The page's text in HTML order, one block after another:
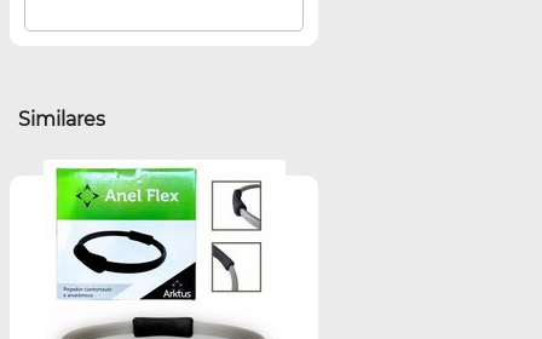
Similares